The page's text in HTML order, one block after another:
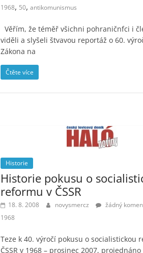
1968, 50,antikomunismus
Věřím, že téměř všichni pohraničnfci i
viděli a slyšeli štvavou reportáž o 60.
Zákona na
Čtěte více
Historie
Historie pokusu o
reformu v ČSSR
18. 8. 2008 novysmercz
žádný
1968
Teze k 40. výročí pokusu o socialistickou
ČSSR v 1968 – prosinec 2007,